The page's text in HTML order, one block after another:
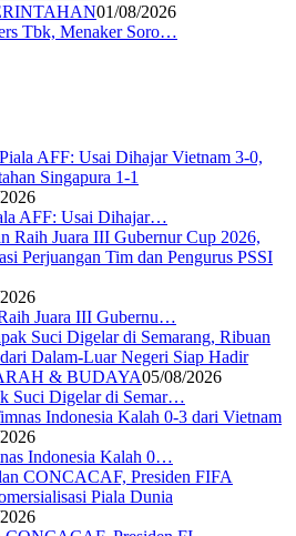
01/08/2026
Tbk, Menaker Soro…
AFF: Usai Dihajar…
Juara III Gubernu…
& BUDAYA05/08/2026
Suci Digelar di Semar…
Indonesia Kalah 0…